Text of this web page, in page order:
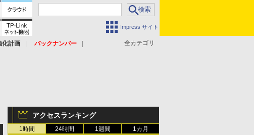
Impress サイト
全カテゴリ
化計画
バックナンバー
アクセスランキング
1時間 24時間 1週間 1カ月